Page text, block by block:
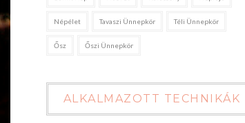
Népélet Tavaszi Ünnepkör Téli Ünnepkör
Ősz Őszi Ünnepkör
ALKALMAZOTT TECHNIKÁK